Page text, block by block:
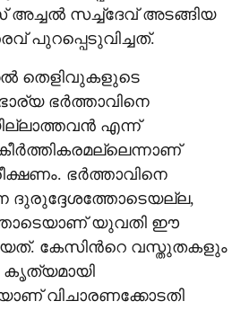
അച്ചൽ സച്ച്ദേവ് അടങ്ങിയ
പുറപ്പെടുവിച്ചത്.
തെളിവുകളുടെ
ഭർത്താവിനെ
എന്ന്
ഭർത്താവിനെ
ദുരുദ്ദേശത്തോടെയല്ല,
യുവതി ഈ
കേസിന്‍റെ വസ്തുതകളും
വിചാരണക്കോടതി